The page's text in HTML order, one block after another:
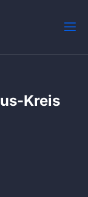
Kreis